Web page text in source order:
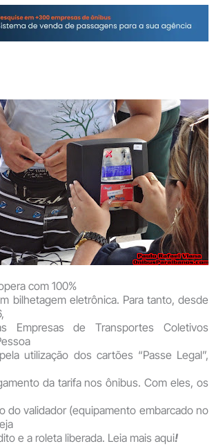
com 100%
bilhetagem eletrônica. Para tanto, desde
Empresas de Transportes Coletivos
utilização dos cartões “Passe Legal”,
da tarifa nos ônibus. Com eles, os
do validador (equipamento embarcado no
e a roleta liberada. Leia mais aqui!